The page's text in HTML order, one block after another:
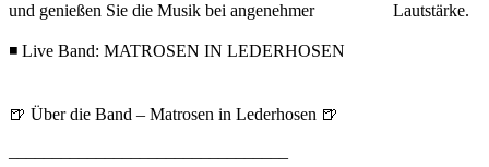
und genießen Sie die Musik bei angenehmer Lautstärke.
◾ Live Band: MATROSEN IN LEDERHOSEN
🍺 Über die Band – Matrosen in Lederhosen 🍺